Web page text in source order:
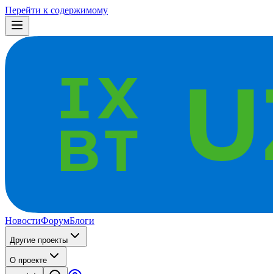
Перейти к содержимому
НовостиФорумБлоги
Другие проекты
О проекте